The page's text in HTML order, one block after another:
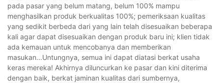
pada pasar yang belum matang, belum 100% mampu
menghasilkan produk berkualitas 100%; pemeriksaan kualitas
yang sedikit berbeda dari yang lain telah disesuaikan beberapa
kali agar dapat disesuaikan dengan produk baru ini; klien tidak
ada kemauan untuk mencobanya dan memberikan
masukan...Untungnya, semua ini dapat diatasi berkat usaha
keras mereka! Akhirnya diluncurkan ke pasar dan kini diterima
dengan baik, berkat jaminan kualitas dari sumbernya,